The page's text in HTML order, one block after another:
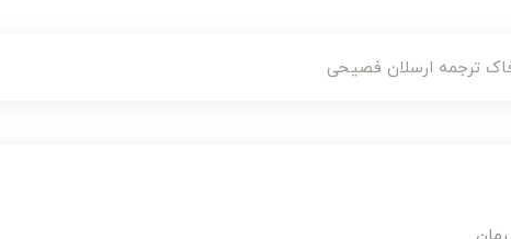
ترجمه ارسلان فصیحی